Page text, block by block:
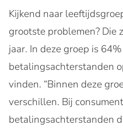
Kijkend naar
grootste problemen? Die
jaar. In deze groep is
betalingsachterstanden
vinden. “Binnen deze
verschillen. Bij
betalingsachterstanden